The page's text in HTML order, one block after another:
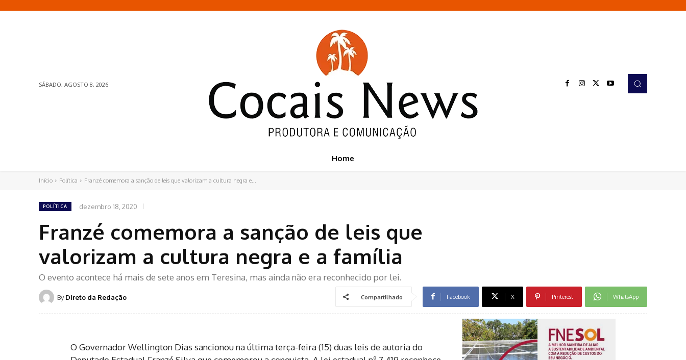
SÁBADO, AGOSTO 8, 2026
Home
Início Política Franzé comemora a sanção de leis que valorizam a cultura negra e...
POLÍTICA dezembro 18, 2020
Franzé comemora a sanção de leis que
valorizam a cultura negra e a família
O evento acontece há mais de sete anos em Teresina, mas ainda não era reconhecido por lei.
By Direto da Redação Compartilhado Facebook X Pinterest WhatsApp
O Governador Wellington Dias sancionou na última terça-feira (15) duas leis de autoria do